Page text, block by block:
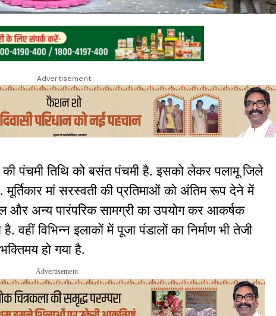
Advertisement
पंचमी तिथि को बसंत पंचमी है. इसको लेकर पलामू जिले
मूर्तिकार मां सरस्वती की प्रतिमाओं को अंतिम रूप देने में
और अन्य पारंपरिक सामग्री का उपयोग कर आकर्षक
वहीं विभिन्न इलाकों में पूजा पंडालों का निर्माण भी तेजी
हो गया है.
Advertisement